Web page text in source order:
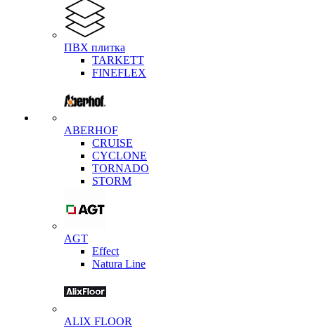
ПВХ плитка
TARKETT
FINEFLEX
ABERHOF
CRUISE
CYCLONE
TORNADO
STORM
AGT
Effect
Natura Line
ALIX FLOOR